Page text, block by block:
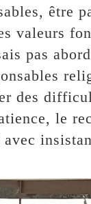
être
valeurs
pas
des
le